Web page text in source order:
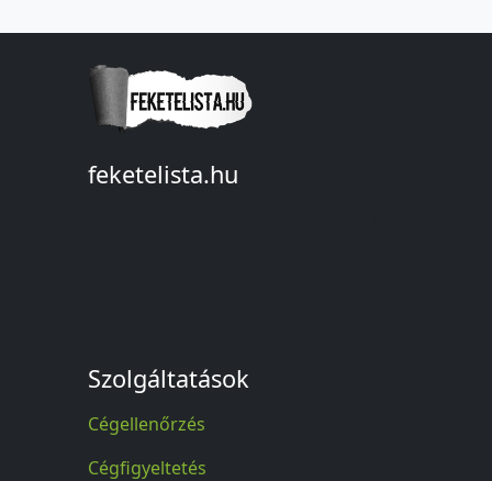
feketelista.hu
Szolgáltatások
Cégellenőrzés
Cégfigyeltetés